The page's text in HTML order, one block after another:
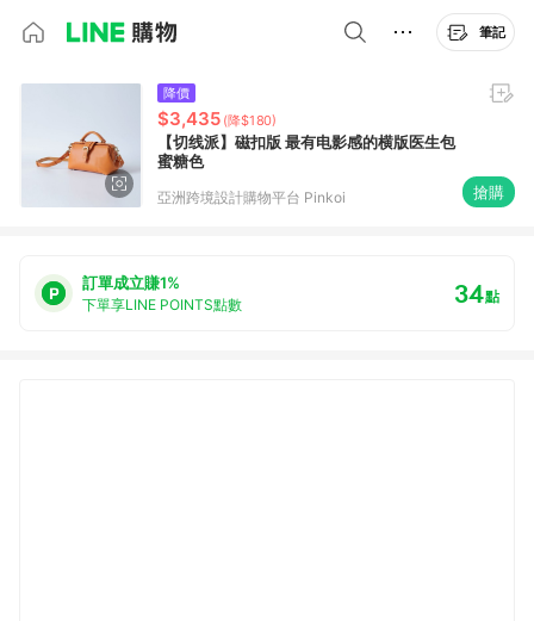
筆記
降價
$3,435 (降$180)
【切线派】磁扣版 最有电影感的横版医生包
蜜糖色
亞洲跨境設計購物平台 Pinkoi 搶購
訂單成立賺1%
下單享LINE POINTS點數 34點